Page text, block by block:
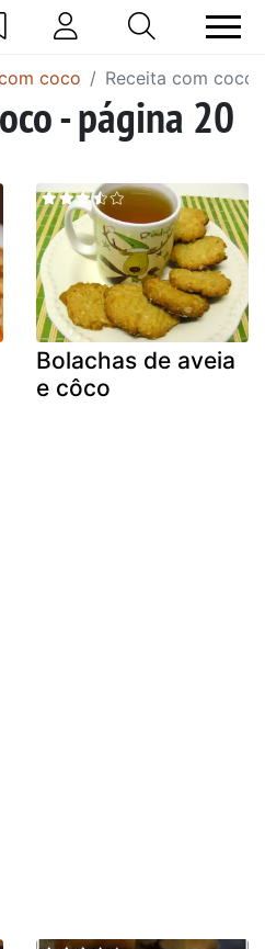
coco Receita com coco
- página 20
Bolachas de aveia
e côco